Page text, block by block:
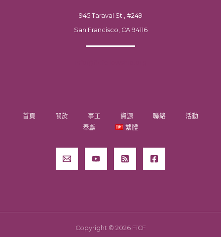
945 Taraval St., #249
San Francisco, CA 94116
首頁 關於 事工 資源 聯絡
活動
奉獻
繁體
Copyright © 2026 FiCF